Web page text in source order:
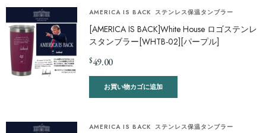
AMERICA IS BACK ステンレス保温タンブラー
[AMERICA IS BACK]White House ロゴステンレ
スタンブラー[WHTB-02][パープル]
$49.00
お買い物カゴに追加
AMERICA IS BACK ステンレス保温タンブラー